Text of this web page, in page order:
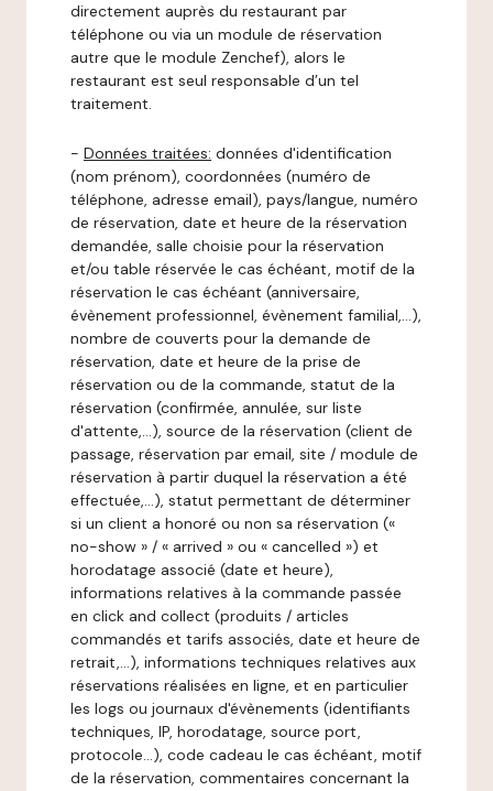
directement auprès du restaurant par
téléphone ou via un module de réservation
autre que le module Zenchef), alors le
restaurant est seul responsable d’un tel
traitement.
- Données traitées: données d'identification
(nom prénom), coordonnées (numéro de
téléphone, adresse email), pays/langue, numéro
de réservation, date et heure de la réservation
demandée, salle choisie pour la réservation
et/ou table réservée le cas échéant, motif de la
réservation le cas échéant (anniversaire,
évènement professionnel, évènement familial,…),
nombre de couverts pour la demande de
réservation, date et heure de la prise de
réservation ou de la commande, statut de la
réservation (confirmée, annulée, sur liste
d'attente,…), source de la réservation (client de
passage, réservation par email, site / module de
réservation à partir duquel la réservation a été
effectuée,…), statut permettant de déterminer
si un client a honoré ou non sa réservation («
no-show » / « arrived » ou « cancelled ») et
horodatage associé (date et heure),
informations relatives à la commande passée
en click and collect (produits / articles
commandés et tarifs associés, date et heure de
retrait,…), informations techniques relatives aux
réservations réalisées en ligne, et en particulier
les logs ou journaux d'évènements (identifiants
techniques, IP, horodatage, source port,
protocole…), code cadeau le cas échéant, motif
de la réservation, commentaires concernant la